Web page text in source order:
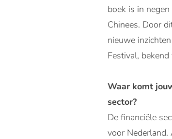
boek is in
Chinees. Door
nieuwe
Festival,
Waar komt
sector?
De financiële
voor